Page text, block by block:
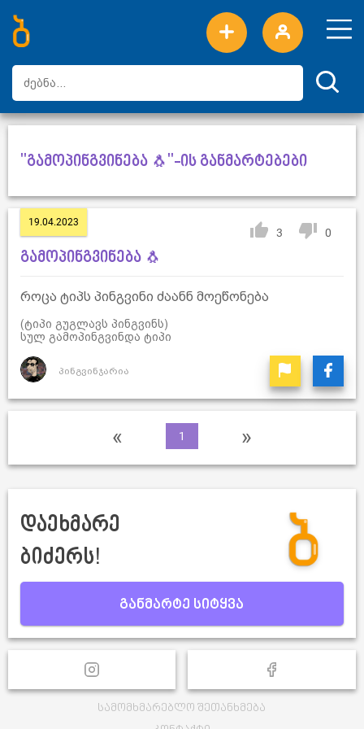
ახალი სიტყვები
ტოპ სიტყვები
დღის ტოპ სიტყვები
ტოპ მომხმარებლები
"გამოპინგვინება 🐧"-ის განმარტებები
19.04.2023
3 0
გამოპინგვინება 🐧
როცა ტიპს პინგვინი ძაანნ მოეწონება
(ტიპი გუგლავს პინგვინს)
სულ გამოპინგვინდა ტიპი
პინგვინჯარია
« 1 »
დაეხმარე
ბიძერს!
განმარტე სიტყვა
სამომხმარებლო შეთანხმება